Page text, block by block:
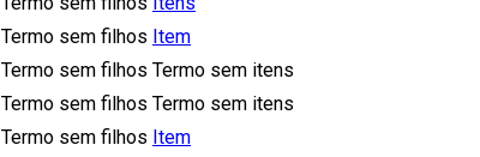
Termo sem filhos Item
Termo sem filhos Termo sem itens
Termo sem filhos Termo sem itens
Termo sem filhos Item